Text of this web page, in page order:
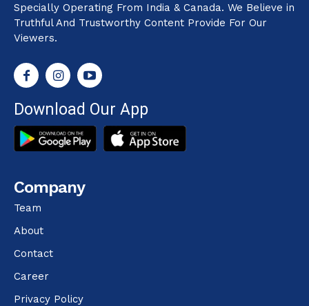
Specially Operating From India & Canada. We Believe in
Truthful And Trustworthy Content Provide For Our
Viewers.
Download Our App
Company
Team
About
Contact
Career
Privacy Policy